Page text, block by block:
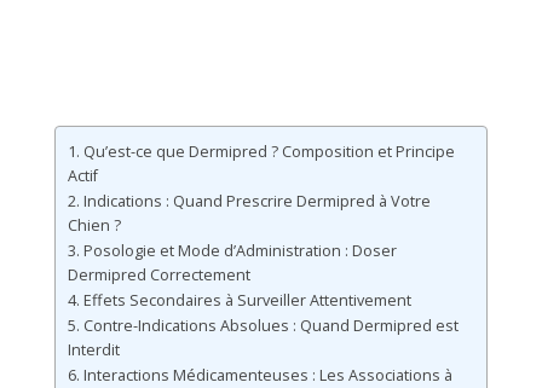
1. Qu’est-ce que Dermipred ? Composition et Principe
Actif
2. Indications : Quand Prescrire Dermipred à Votre
Chien ?
3. Posologie et Mode d’Administration : Doser
Dermipred Correctement
4. Effets Secondaires à Surveiller Attentivement
5. Contre-Indications Absolues : Quand Dermipred est
Interdit
6. Interactions Médicamenteuses : Les Associations à